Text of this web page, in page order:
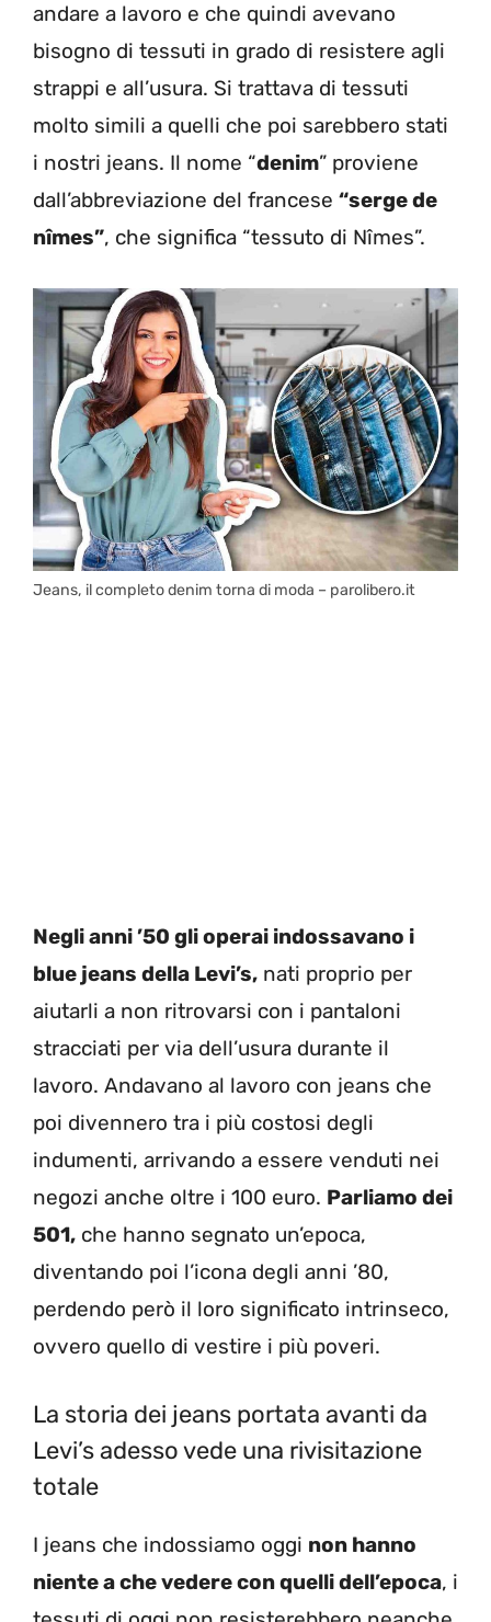
andare a lavoro e che quindi avevano
bisogno di tessuti in grado di resistere agli
strappi e all’usura. Si trattava di tessuti
molto simili a quelli che poi sarebbero stati
i nostri jeans. Il nome “denim” proviene
dall’abbreviazione del francese “serge de
nîmes”, che significa “tessuto di Nîmes”.
Jeans, il completo denim torna di moda – parolibero.it
Negli anni ’50 gli operai indossavano i
blue jeans della Levi’s, nati proprio per
aiutarli a non ritrovarsi con i pantaloni
stracciati per via dell’usura durante il
lavoro. Andavano al lavoro con jeans che
poi divennero tra i più costosi degli
indumenti, arrivando a essere venduti nei
negozi anche oltre i 100 euro. Parliamo dei
501, che hanno segnato un’epoca,
diventando poi l’icona degli anni ’80,
perdendo però il loro significato intrinseco,
ovvero quello di vestire i più poveri.
La storia dei jeans portata avanti da
Levi’s adesso vede una rivisitazione
totale
I jeans che indossiamo oggi non hanno
niente a che vedere con quelli dell’epoca, i